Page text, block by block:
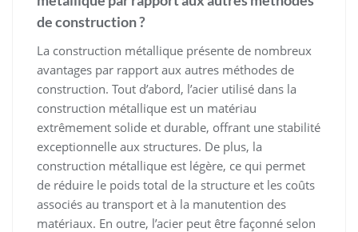
de construction ?
La construction métallique présente de nombreux
avantages par rapport aux autres méthodes de
construction. Tout d’abord, l’acier utilisé dans la
construction métallique est un matériau
extrêmement solide et durable, offrant une stabilité
exceptionnelle aux structures. De plus, la
construction métallique est légère, ce qui permet
de réduire le poids total de la structure et les coûts
associés au transport et à la manutention des
matériaux. En outre, l’acier peut être façonné selon